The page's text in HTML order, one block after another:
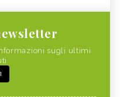
sugli ultimi